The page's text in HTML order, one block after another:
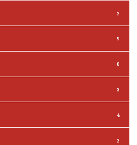
2
9
0
3
4
2